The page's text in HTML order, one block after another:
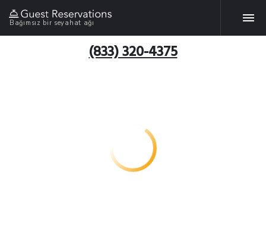
Bağımsız bir seyahat ağı
(833) 320-4375